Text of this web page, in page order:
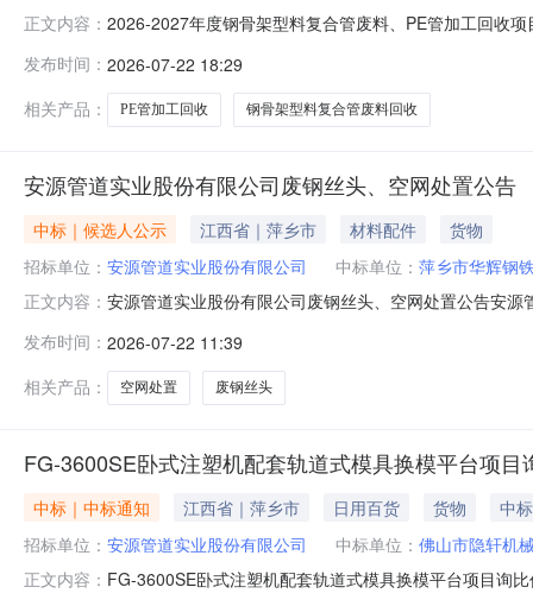
正文内容： 2026-2027年度钢骨架型料复合管废料、PE管加工回收
发布时间： 2026-07-22 18:29
相关产品：
PE管加工回收 钢骨架型料复合管废料回收
安源管道实业股份有限公司废钢丝头、空网处置公告
中标｜候选人公示 江西省｜萍乡市 材料配件
货物
招标单位： 安源管道实业股份有限公司 中标单位： 萍乡市华辉钢
正文内容： 安源管道实业股份有限公司废钢丝头、空网处置公告安
发布时间： 2026-07-22 11:39
相关产品：
空网处置 废钢丝头
FG-3600SE卧式注塑机配套轨道式模具换模平台项
中标｜中标通知 江西省｜萍乡市 日用百货 货物
中
招标单位： 安源管道实业股份有限公司 中标单位： 佛山市隐轩机
正文内容： FG-3600SE卧式注塑机配套轨道式模具换模平台项目询